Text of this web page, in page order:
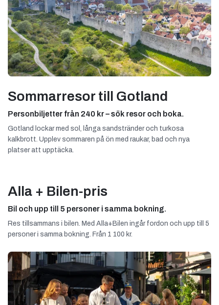
Sommarresor till Gotland
Personbiljetter från 240 kr – sök resor och boka.
Gotland lockar med sol, långa sandstränder och turkosa
kalkbrott. Upplev sommaren på ön med raukar, bad och nya
platser att upptäcka.
Alla + Bilen-pris
Bil och upp till 5 personer i samma bokning.
Res tillsammans i bilen. Med Alla+Bilen ingår fordon och upp till 5
personer i samma bokning. Från 1 100 kr.